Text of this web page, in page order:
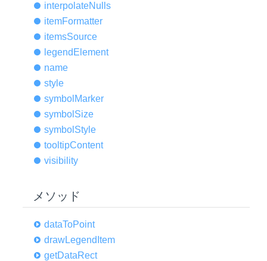
interpolateNulls
itemFormatter
itemsSource
legend Element
name
style
symbol Marker
symbol Size
symbol Style
tooltipContent
visibility
メソッド
dataToPoint
drawLegend Item
getDataRect